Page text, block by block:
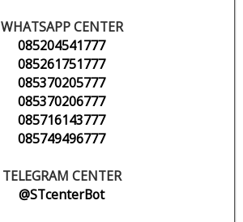
WHATSAPP CENTER
085204541777
085261751777
085370205777
085370206777
085716143777
085749496777
TELEGRAM CENTER
@STcenterBot